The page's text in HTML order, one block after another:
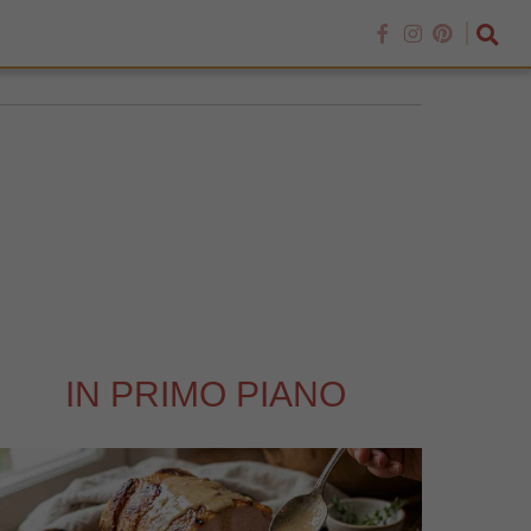
IN PRIMO PIANO